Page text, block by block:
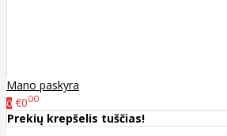
Mano paskyra
0 €000
Prekių krepšelis tuščias!